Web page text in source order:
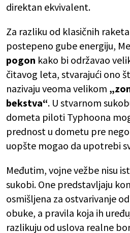
direktan ekvivalent.
Za razliku od klasičnih
postepeno gube energiju,
pogon kako bi održavao
čitavog leta, stvarajući ono
nazivaju veoma velikom
bekstva“. U stvarnom
dometa piloti Typhoona
prednost u dometu pre
uopšte mogao da upotrebi
Međutim, vojne vežbe nisu
sukobi. One predstavljaju
osmišljena za ostvarivanje
obuke, a pravila koja ih
razlikuju od uslova realne